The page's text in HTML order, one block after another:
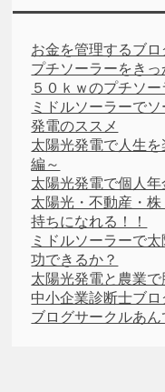
お金を管理するブロ
プチソーラーをきっ
５０ｋｗのプチソ
ミドルソーラーで
発電のススメ
太陽光発電で人生
編～
太陽光発電で個人年
太陽光・不動産・
持ちになれる！！
ミドルソーラーで
功できるか？
太陽光発電と農業で
中小企業診断士ブロ
ブログサークルあん